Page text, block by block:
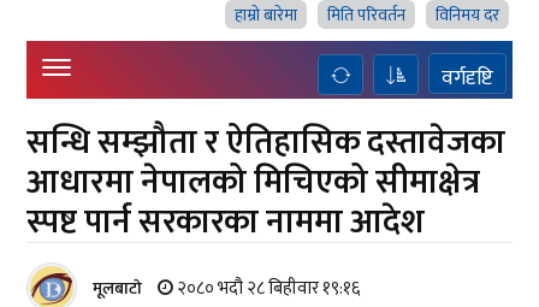
हाम्राे बारेमा
मिति परिवर्तन विनिमय दर
वर्गदृष्टि
सन्धि सम्झौता र ऐतिहासिक दस्तावेजका
आधारमा नेपालको मिचिएको सीमाक्षेत्र
स्पष्ट पार्न सरकारका नाममा आदेश
मूलबाटाे २०८० भदौ २८ बिहीवार १९:१६